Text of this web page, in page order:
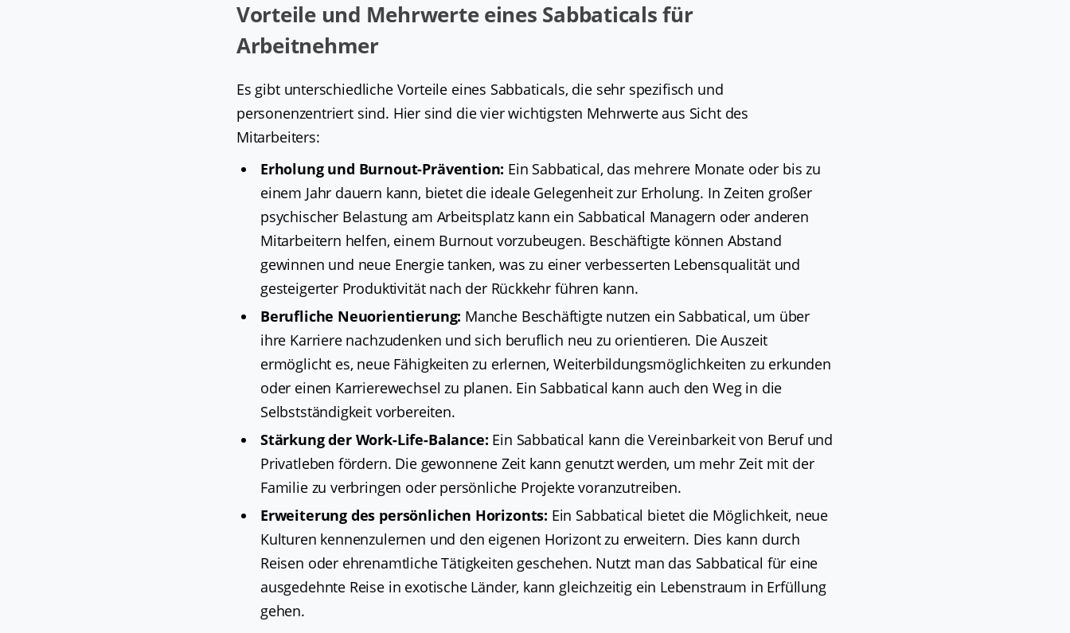
Vorteile und Mehrwerte eines Sabbaticals für
Arbeitnehmer
Es gibt unterschiedliche Vorteile eines Sabbaticals, die sehr spezifisch und
personenzentriert sind. Hier sind die vier wichtigsten Mehrwerte aus Sicht des
Mitarbeiters:
Erholung und Burnout-Prävention: Ein Sabbatical, das mehrere Monate oder bis zu
einem Jahr dauern kann, bietet die ideale Gelegenheit zur Erholung. In Zeiten großer
psychischer Belastung am Arbeitsplatz kann ein Sabbatical Managern oder anderen
Mitarbeitern helfen, einem Burnout vorzubeugen. Beschäftigte können Abstand
gewinnen und neue Energie tanken, was zu einer verbesserten Lebensqualität und
gesteigerter Produktivität nach der Rückkehr führen kann.
Berufliche Neuorientierung: Manche Beschäftigte nutzen ein Sabbatical, um über
ihre Karriere nachzudenken und sich beruflich neu zu orientieren. Die Auszeit
ermöglicht es, neue Fähigkeiten zu erlernen, Weiterbildungsmöglichkeiten zu erkunden
oder einen Karrierewechsel zu planen. Ein Sabbatical kann auch den Weg in die
Selbstständigkeit vorbereiten.
Stärkung der Work-Life-Balance: Ein Sabbatical kann die Vereinbarkeit von Beruf und
Privatleben fördern. Die gewonnene Zeit kann genutzt werden, um mehr Zeit mit der
Familie zu verbringen oder persönliche Projekte voranzutreiben.
Erweiterung des persönlichen Horizonts: Ein Sabbatical bietet die Möglichkeit, neue
Kulturen kennenzulernen und den eigenen Horizont zu erweitern. Dies kann durch
Reisen oder ehrenamtliche Tätigkeiten geschehen. Nutzt man das Sabbatical für eine
ausgedehnte Reise in exotische Länder, kann gleichzeitig ein Lebenstraum in Erfüllung
gehen.